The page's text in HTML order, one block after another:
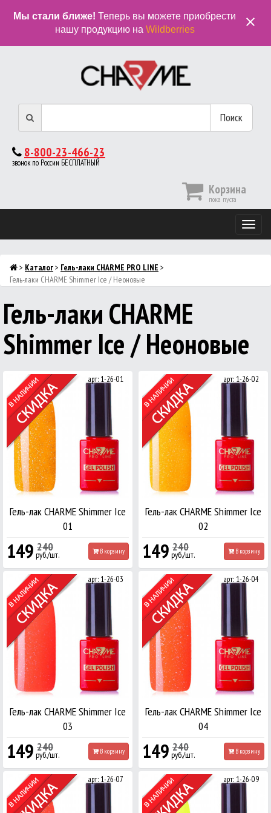
Мы стали ближе! Теперь вы можете приобрести
нашу продукцию на Wildberries
close
Поиск
8-800-23-466-23
звонок по России БЕСПЛАТНЫЙ
Корзина
пока пуста
меню
> Каталог> Гель-лаки CHARME PRO LINE >
Гель-лаки CHARME Shimmer Ice / Неоновые
Гель-лаки CHARME
Shimmer Ice / Неоновые
арт: 1-26-01
240
Гель-лак CHARME Shimmer Ice
01
149 руб./шт. В корзину
арт: 1-26-02
240
Гель-лак CHARME Shimmer Ice
02
149 руб./шт. В корзину
арт: 1-26-03
240
Гель-лак CHARME Shimmer Ice
03
149 руб./шт. В корзину
арт: 1-26-04
240
Гель-лак CHARME Shimmer Ice
04
149 руб./шт. В корзину
арт: 1-26-07 арт: 1-26-09